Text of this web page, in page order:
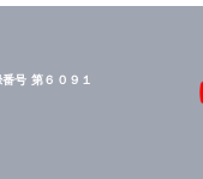
号 第６０９１